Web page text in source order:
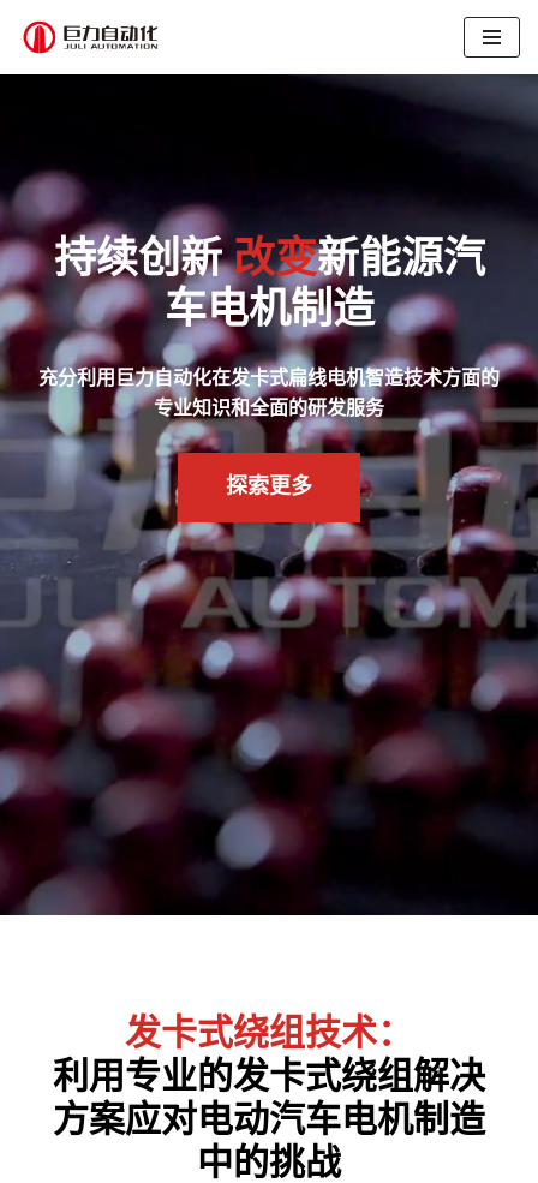
持续创新改变新能源汽
车电机制造
充分利用巨力自动化在发卡式扁线电机智造技术方面的
专业知识和全面的研发服务
探索更多
发卡式绕组技术：
利用专业的发卡式绕组解决
方案应对电动汽车电机制造
中的挑战